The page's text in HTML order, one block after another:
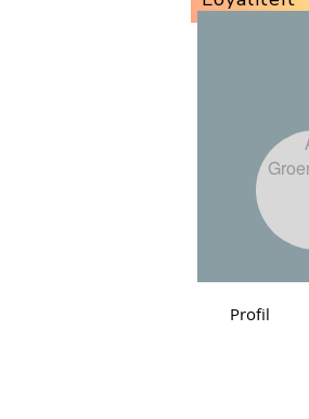
Profil